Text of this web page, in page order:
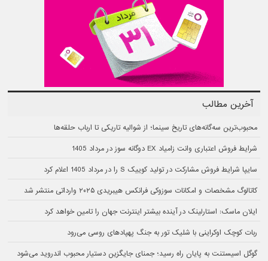
آخرین مطالب
محبوب‌ترین سه‌گانه‌های تاریخ سینما؛ از شوالیه تاریکی تا ارباب حلقه‌ها
شرایط فروش اعتباری وانت زامیاد EX دوگانه سوز در مرداد 1405
سایپا شرایط فروش مشارکت در تولید کوییک S را در مرداد 1405 اعلام کرد
کاتالوگ مشخصات و امکانات سوزوکی فرانکس هیبریدی ۲۰۲۵ وارداتی منتشر شد
ایلان ماسک: استارلینک در آینده بیشتر اینترنت جهان را تامین خواهد کرد
ربات کوچک اوکراینی با شلیک تور به جنگ پهپادهای روسی می‌رود
گوگل اسیستنت به پایان راه رسید؛ جمنای جایگزین دستیار محبوب اندروید می‌شود